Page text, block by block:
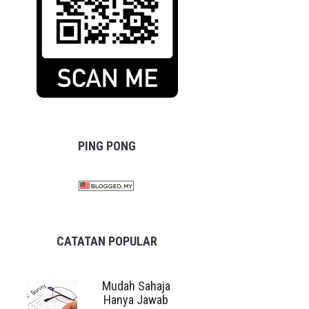
PING PONG
CATATAN POPULAR
Mudah Sahaja
Hanya Jawab